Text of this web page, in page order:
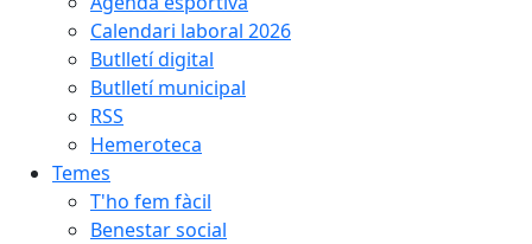
Calendari laboral 2026
Butlletí digital
Butlletí municipal
RSS
Hemeroteca
Temes
T'ho fem fàcil
Benestar social